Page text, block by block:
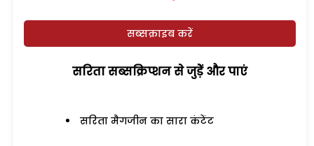
सब्सक्राइब करें
सरिता सब्सक्रिप्शन से जुड़ेें और पाएं
सरिता मैगजीन का सारा कंटेंट